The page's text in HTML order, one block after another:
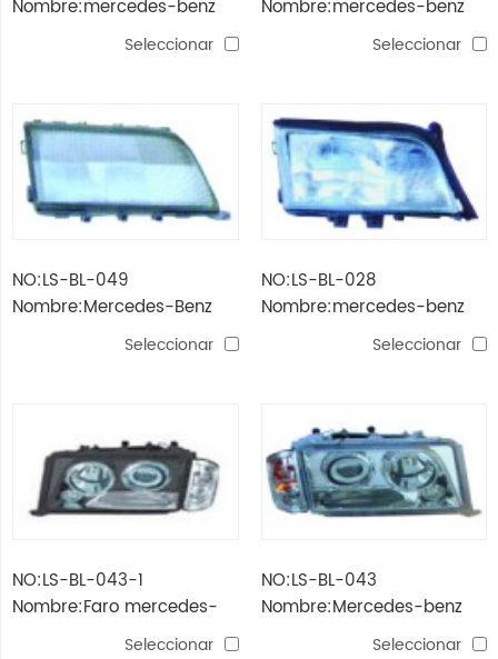
Nombre:mercedes-benz
w202 Faro (llanta, cristal)
Seleccionar
Nombre:mercedes-benz
w202 '94 -'96 FaroSeleccionar
NO:LS-BL-049
Nombre:Mercedes-Benz
W202 '94 -'96 lente de la
Seleccionar
NO:LS-BL-028
Nombre:mercedes-benz
w202 '94 -'96 FaroSeleccionar
NO:LS-BL-043-1
Nombre:Faro mercedes-
benz 190 con lámpara de
Seleccionar
NO:LS-BL-043
Nombre:Mercedes-benz
190e / w201 '82 -'93 Faro
Seleccionar